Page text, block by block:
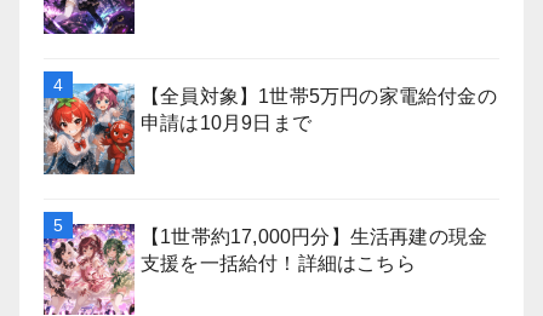
【全員対象】1世帯5万円の家電給付金の
申請は10月9日まで
【1世帯約17,000円分】生活再建の現金
支援を一括給付！詳細はこちら